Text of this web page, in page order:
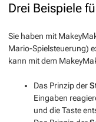
Drei Beispiele
Sie haben mit
Mario-Spielsteuerung)
kann mit dem
Das Prinzip der
Eingaben
und die Taste